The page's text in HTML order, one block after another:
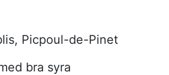
Picpoul-de-Pinet
bra syra